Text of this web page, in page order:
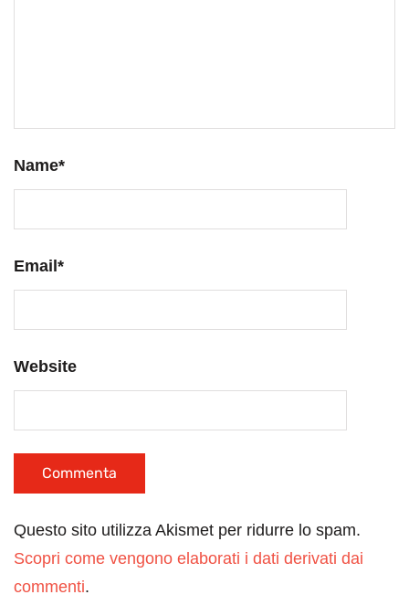
Name*
Email *
Website
Questo sito utilizza Akismet per ridurre lo spam.
Scopri come vengono elaborati i dati derivati dai
commenti.